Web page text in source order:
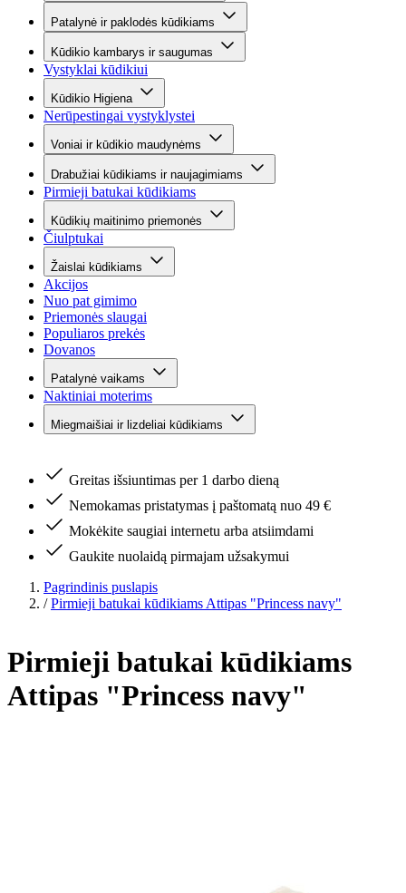
Patalynė ir paklodės kūdikiams
Kūdikio kambarys ir saugumas
Vystyklai kūdikiui
Kūdikio Higiena
Nerūpestingai vystyklystei
Voniai ir kūdikio maudynėms
Drabužiai kūdikiams ir naujagimiams
Pirmieji batukai kūdikiams
Kūdikių maitinimo priemonės
Čiulptukai
Žaislai kūdikiams
Akcijos
Nuo pat gimimo
Priemonės slaugai
Populiaros prekės
Dovanos
Patalynė vaikams
Naktiniai moterims
Miegmaišiai ir lizdeliai kūdikiams
Greitas išsiuntimas per 1 darbo dieną
Nemokamas pristatymas į paštomatą nuo 49 €
Mokėkite saugiai internetu arba atsiimdami
Gaukite nuolaidą pirmajam užsakymui
Pagrindinis puslapis
/ Pirmieji batukai kūdikiams Attipas "Princess navy"
Pirmieji batukai kūdikiams
Attipas "Princess navy"